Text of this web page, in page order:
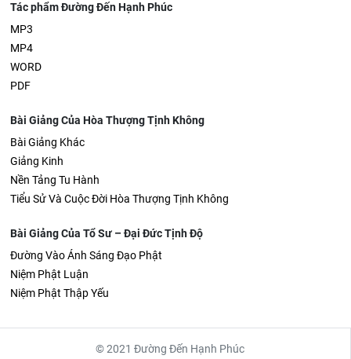
Tác phẩm Đường Đến Hạnh Phúc
MP3
MP4
WORD
PDF
Bài Giảng Của Hòa Thượng Tịnh Không
Bài Giảng Khác
Giảng Kinh
Nền Tảng Tu Hành
Tiểu Sử Và Cuộc Đời Hòa Thượng Tịnh Không
Bài Giảng Của Tổ Sư – Đại Đức Tịnh Độ
Đường Vào Ánh Sáng Đạo Phật
Niệm Phật Luận
Niệm Phật Thập Yếu
© 2021 Đường Đến Hạnh Phúc